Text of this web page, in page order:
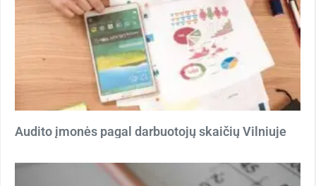
Audito įmonės pagal darbuotojų skaičių Vilniuje